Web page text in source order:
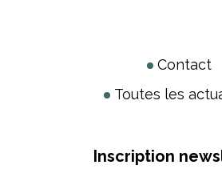
Contact
Toutes les
Inscription